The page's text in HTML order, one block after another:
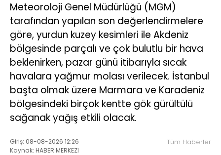
Meteoroloji Genel Müdürlüğü (MGM)
tarafından yapılan son değerlendirmelere
göre, yurdun kuzey kesimleri ile Akdeniz
bölgesinde parçalı ve çok bulutlu bir hava
beklenirken, pazar günü itibarıyla sıcak
havalara yağmur molası verilecek. İstanbul
başta olmak üzere Marmara ve Karadeniz
bölgesindeki birçok kentte gök gürültülü
sağanak yağış etkili olacak.
Giriş: 08-08-2026 12:26
Kaynak: HABER MERKEZI
Tüm Haberler